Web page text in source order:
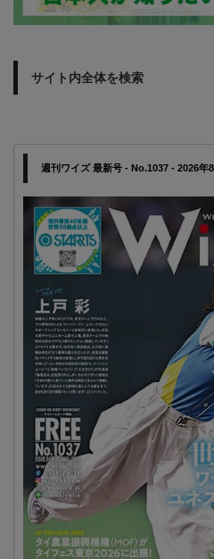
サイト内全体を検索
週刊ワイズ 最新号 - No.1037 - 2026年